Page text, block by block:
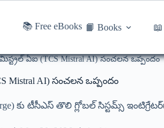
📚 Free eBooks 📙 Books
ఏఐ (TCS Mistral AI) సంచలన ఒప్పందం
Mistral AI) సంచలన ఒప్పందం
కు టీసీఎస్ తొలి గ్లోబల్ సిస్టమ్స్